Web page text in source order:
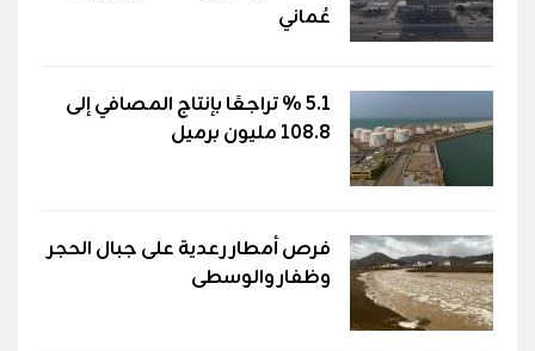
عُماني
5.1 % تراجعًا بإنتاج المصافي إلى
108.8 مليون برميل
فرص أمطار رعدية على جبال الحجر
وظفار والوسطى